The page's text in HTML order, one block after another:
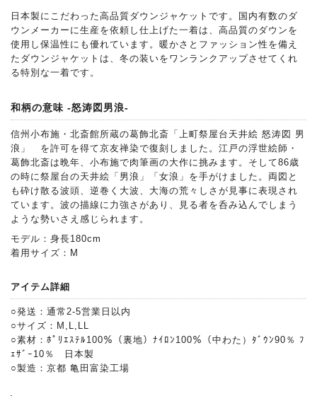
日本製にこだわった高品質ダウンジャケットです。国内有数のダ
ウンメーカーに生産を依頼し仕上げた一着は、高品質のダウンを
使用し保温性にも優れています。暖かさとファッション性を備え
たダウンジャケットは、冬の装いをワンランクアップさせてくれ
る特別な一着です。
和柄の意味 -怒涛図男浪-
信州小布施・北斎館所蔵の葛飾北斎「上町祭屋台天井絵 怒涛図 男
浪」 を許可を得て京友禅染で復刻しました。江戸の浮世絵師・
葛飾北斎は晩年、小布施で肉筆画の大作に挑みます。そして86歳
の時に祭屋台の天井絵「男浪」「女浪」を手がけました。両図と
も砕け散る波頭、逆巻く大波、大海の荒々しさが見事に表現され
ています。波の描線に力強さがあり、見る者を呑み込んでしまう
ような勢いさえ感じられます。
モデル：身長180cm
着用サイズ：M
アイテム詳細
○発送：通常2-5営業日以内
○サイズ：M,L,LL
○素材：ﾎﾟﾘｴｽﾃﾙ100％（裏地）ﾅｲﾛﾝ100％（中わた）ﾀﾞｳﾝ90％ ﾌ
ｪｻﾞｰ10％ 日本製
○製造：京都 亀田富染工場